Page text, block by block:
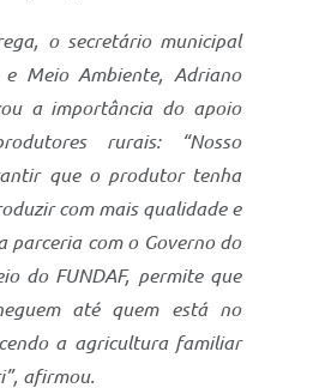
o secretário municipal
Meio Ambiente, Adriano
a importância do apoio
rurais: “Nosso
que o produtor tenha
com mais qualidade e
parceria com o Governo do
do FUNDAF, permite que
até quem está no
a agricultura familiar
afirmou.